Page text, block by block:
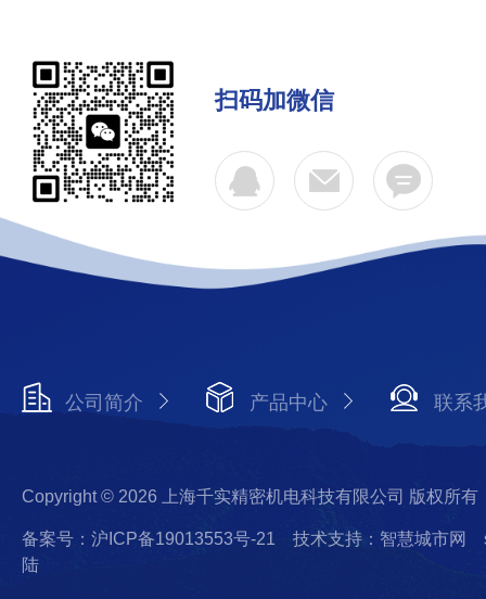
扫码加微信
公司简介 产品中心 联系
Copyright © 2026 上海千实精密机电科技有限公司 版权所有
备案号：沪ICP备19013553号-21 技术支持：智慧城市网
陆